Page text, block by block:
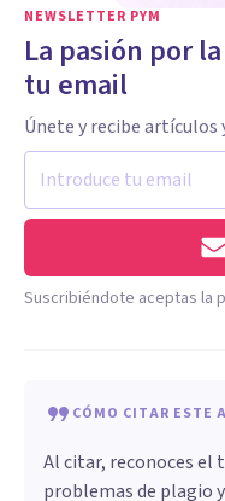
NEWSLETTER PYM
La pasión por
tu email
Únete y recibe artículos
Suscribiéndote aceptas la
CÓMO CITAR ESTE
Al citar, reconoces el
problemas de plagio